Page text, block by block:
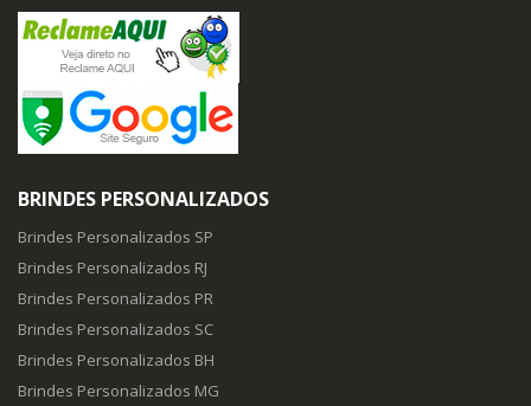
BRINDES PERSONALIZADOS
Brindes Personalizados SP
Brindes Personalizados RJ
Brindes Personalizados PR
Brindes Personalizados SC
Brindes Personalizados BH
Brindes Personalizados MG